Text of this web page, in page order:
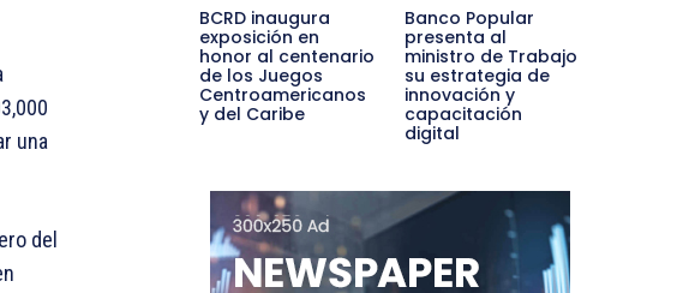
una
del
BCRD inaugura
exposición en
honor al centenario
de los Juegos
Centroamericanos
y del Caribe
Banco Popular
presenta al
ministro de Trabajo
su estrategia de
innovación y
capacitación
digital